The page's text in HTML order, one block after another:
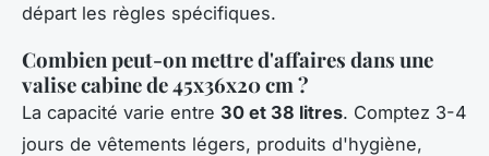
départ les règles spécifiques.
Combien peut-on mettre d'affaires dans une
valise cabine de 45x36x20 cm ?
La capacité varie entre 30 et 38 litres. Comptez 3-4
jours de vêtements légers, produits d'hygiène,